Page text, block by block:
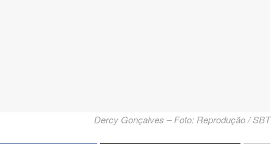
Dercy Gonçalves – Foto: Reprodução / SBT